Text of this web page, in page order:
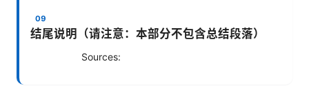
结尾说明（请注意：本部分不包含总结段落）
Sources: